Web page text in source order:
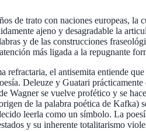
de tra­to con naciones europeas,
ajeno y desagradable la
y de las construcciones
más ligada a la repugnante
el antisemita entiende
Deleuze y Guatari
Wagner se vuelve profético y se
de la palabra poética de Kafka)
leerla como un símbolo. La
y su inherente totalitarismo